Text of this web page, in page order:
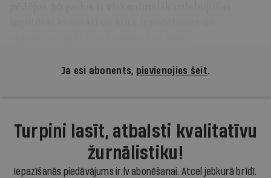
Ja esi abonents, pievienojies šeit.
Turpini lasīt, atbalsti kvalitatīvu
žurnālistiku!
Iepazīšanās piedāvājums ir.lv abonēšanai. Atcel jebkurā brīdī.